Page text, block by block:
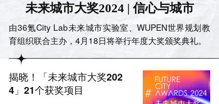
未来城市大奖2024 | 信心与城市
由36氪City Lab未来城市实验室、WUPEN世界规划教
育组织联合主办，4月18日将举行年度大奖颁奖典礼。
揭晓！「未来城市大奖202
4」21个获奖项目